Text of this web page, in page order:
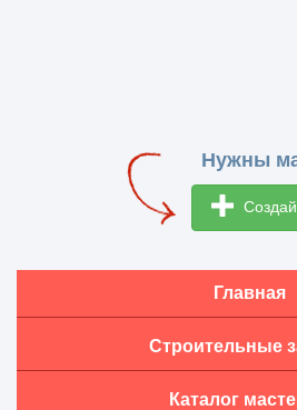
Нужны
Главная
Строительные
Каталог